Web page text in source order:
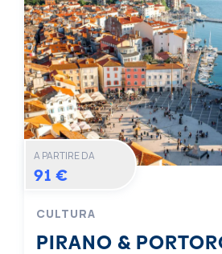
A PARTIRE DA
91 €
CULTURA
PIRANO &